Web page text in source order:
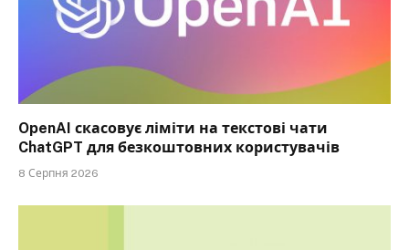
OpenAI скасовує ліміти на текстові чати
ChatGPT для безкоштовних користувачів
8 Серпня 2026